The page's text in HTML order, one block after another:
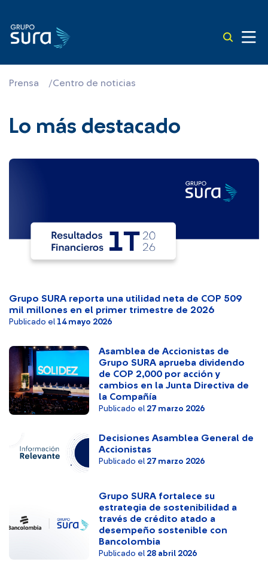
Prensa /Centro de noticias
Lo más destacado
Grupo SURA reporta una utilidad neta de COP 509
mil millones en el primer trimestre de 2026
Publicado el 14 mayo 2026
Asamblea de Accionistas de
Grupo SURA aprueba dividendo
de COP 2,000 por acción y
cambios en la Junta Directiva de
la Compañía
Publicado el 27 marzo 2026
Decisiones Asamblea General de
Accionistas
Publicado el 27 marzo 2026
Grupo SURA fortalece su
estrategia de sostenibilidad a
través de crédito atado a
desempeño sostenible con
Bancolombia
Publicado el 28 abril 2026